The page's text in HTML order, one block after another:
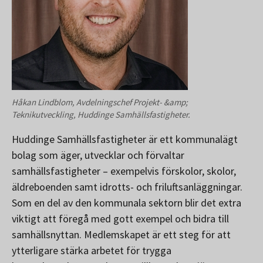
Håkan Lindblom, Avdelningschef Projekt- &amp;
Teknikutveckling, Huddinge Samhällsfastigheter.
Huddinge Samhällsfastigheter är ett kommunalägt
bolag som äger, utvecklar och förvaltar
samhällsfastigheter – exempelvis förskolor, skolor,
äldreboenden samt idrotts- och friluftsanläggningar.
Som en del av den kommunala sektorn blir det extra
viktigt att föregå med gott exempel och bidra till
samhällsnyttan. Medlemskapet är ett steg för att
ytterligare stärka arbetet för trygga